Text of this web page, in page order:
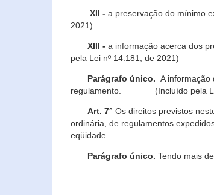
XII - a preservação do mínimo
2021)
XIII - a informação acerca dos
pela Lei nº 14.181, de 2021)
Parágrafo único. A informação
regulamento. (Incluído pela Lei
Art. 7° Os direitos previstos
ordinária, de regulamentos
eqüidade.
Parágrafo único. Tendo mais